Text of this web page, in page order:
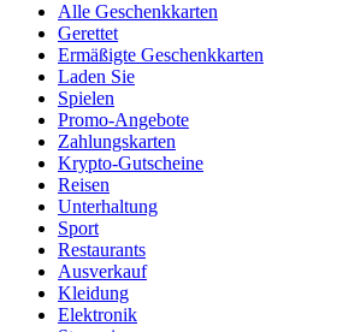
Alle Geschenkkarten
Gerettet
Ermäßigte Geschenkkarten
Laden Sie
Spielen
Promo-Angebote
Zahlungskarten
Krypto-Gutscheine
Reisen
Unterhaltung
Sport
Restaurants
Ausverkauf
Kleidung
Elektronik